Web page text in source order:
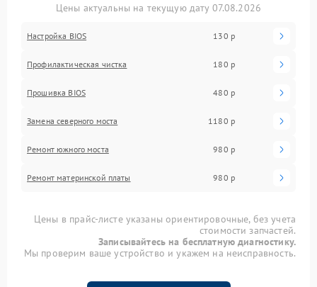
Цены актуальны на текущую дату 07.08.2026
Настройка BIOS 130 р
Профилактическая чистка 180 р
Прошивка BIOS 480 р
Замена северного моста 1180 р
Ремонт южного моста 980 р
Ремонт материнской платы 980 р
Цены в прайс-листе указаны ориентировочные, без учета
стоимости запчастей.
Записывайтесь на бесплатную диагностику.
Мы проверим ваше устройство и укажем на неисправность.